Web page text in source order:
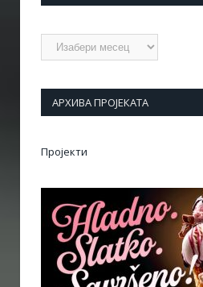
Архиве
АРХИВА ПРОЈЕКАТА
Пројекти